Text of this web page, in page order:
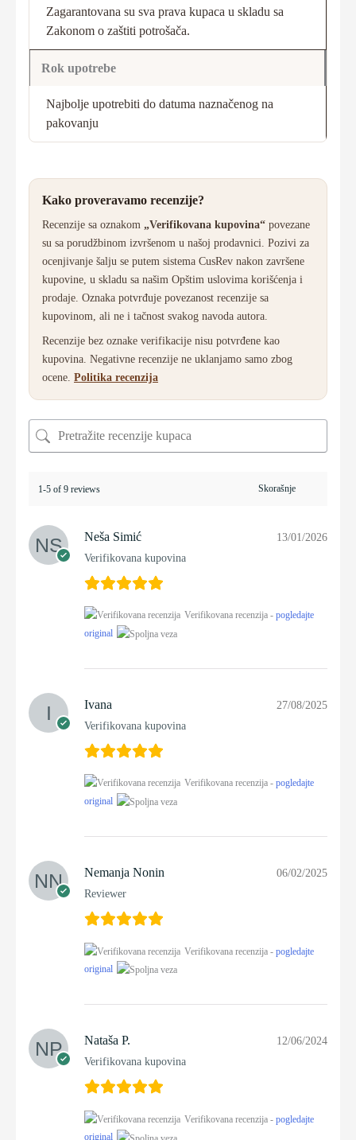
Zagarantovana su sva prava kupaca u skladu sa
Zakonom o zaštiti potrošača.
Rok upotrebe
Najbolje upotrebiti do datuma naznačenog na
pakovanju
Kako proveravamo recenzije?
Recenzije sa oznakom „Verifikovana kupovina“ povezane
su sa porudžbinom izvršenom u našoj prodavnici. Pozivi za
ocenjivanje šalju se putem sistema CusRev nakon završene
kupovine, u skladu sa našim Opštim uslovima korišćenja i
prodaje. Oznaka potvrđuje povezanost recenzije sa
kupovinom, ali ne i tačnost svakog navoda autora.
Recenzije bez oznake verifikacije nisu potvrđene kao
kupovina. Negativne recenzije ne uklanjamo samo zbog
ocene. Politika recenzija
1-5 of 9 reviews
Neša Simić
Verifikovana kupovina
13/01/2026
Verifikovana recenzija - pogledajte
original
Ivana
Verifikovana kupovina
27/08/2025
Verifikovana recenzija - pogledajte
original
Nemanja Nonin
Reviewer
06/02/2025
Verifikovana recenzija - pogledajte
original
Nataša P.
Verifikovana kupovina
12/06/2024
Verifikovana recenzija - pogledajte
original